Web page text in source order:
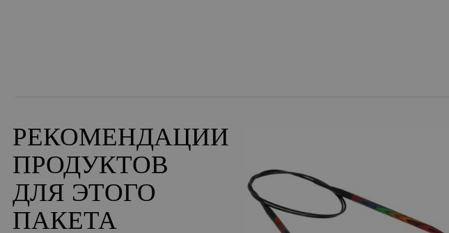
РЕКОМЕНДАЦИИ
ПРОДУКТОВ
ДЛЯ ЭТОГО
ПАКЕТА